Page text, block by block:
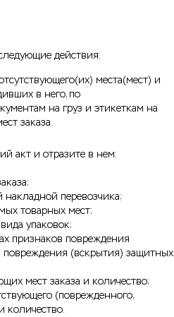
действия:
места(мест) и
в него, по
на груз и этикеткам на
заказа.
акт и отразите в нем:
накладной перевозчика;
товарных мест;
упаковок;
признаков повреждения
повреждения (вскрытия) защитных
мест заказа и количество;
(поврежденного,
количество.